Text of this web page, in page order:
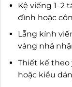
Kệ viếng 1–2
đình hoặc
Lẵng kính
vàng nhã
Thiết kế theo
hoặc kiểu